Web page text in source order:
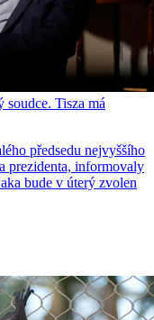
soudce. Tisza má
předsedu nejvyššího
prezidenta, informovaly
bude v úterý zvolen